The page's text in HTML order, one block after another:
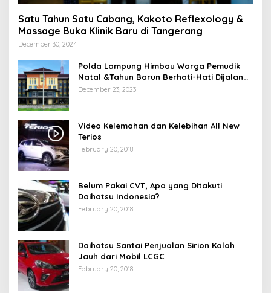
Satu Tahun Satu Cabang, Kakoto Reflexology &
Massage Buka Klinik Baru di Tangerang
December 30, 2024
Polda Lampung Himbau Warga Pemudik
Natal &Tahun Barun Berhati-Hati Dijalan
Saat Melintas di -Titik Rawan Kecelakaan
December 23, 2023
Video Kelemahan dan Kelebihan All New
Terios
February 20, 2018
Belum Pakai CVT, Apa yang Ditakuti
Daihatsu Indonesia?
February 20, 2018
Daihatsu Santai Penjualan Sirion Kalah
Jauh dari Mobil LCGC
February 20, 2018